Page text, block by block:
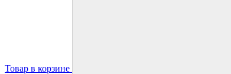
Товар в корзине